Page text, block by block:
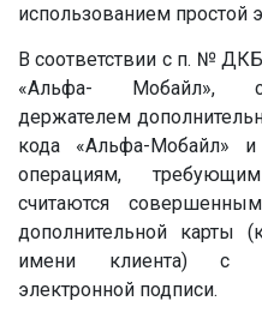
использованием простой
В соответствии с п. №
«Альфа- Мобайл»,
держателем
кода «Альфа-Мобайл»
операциям,
считаются
дополнительной карты
имени клиента) с
электронной подписи.